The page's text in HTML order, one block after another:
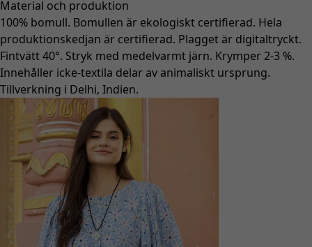
Material och produktion
100% bomull. Bomullen är ekologiskt certifierad. Hela
produktionskedjan är certifierad. Plagget är digitaltryckt.
Fintvätt 40°. Stryk med medelvarmt järn. Krymper 2-3 %.
Innehåller icke-textila delar av animaliskt ursprung.
Tillverkning i Delhi, Indien.